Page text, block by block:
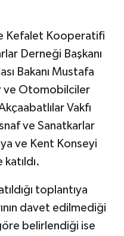
Kefalet Kooperatifi
Derneği Başkanı
Bakanı Mustafa
ve Otomobilciler
Vakfı
ve Sanatkarlar
ve Kent Konseyi
toplantıya
davet edilmediği
belirlendiği ise